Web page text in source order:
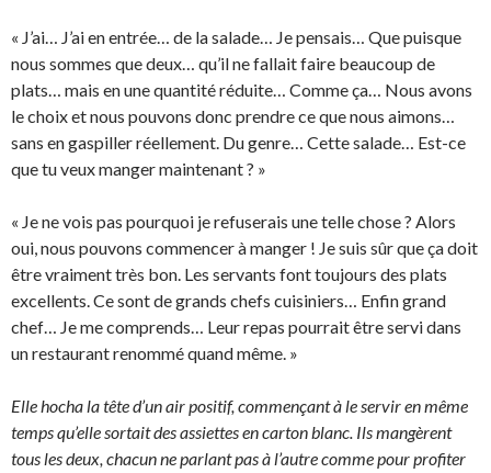
« J’ai… J’ai en entrée… de la salade… Je pensais… Que puisque
nous sommes que deux… qu’il ne fallait faire beaucoup de
plats… mais en une quantité réduite… Comme ça… Nous avons
le choix et nous pouvons donc prendre ce que nous aimons…
sans en gaspiller réellement. Du genre… Cette salade… Est-ce
que tu veux manger maintenant ? »
« Je ne vois pas pourquoi je refuserais une telle chose ? Alors
oui, nous pouvons commencer à manger ! Je suis sûr que ça doit
être vraiment très bon. Les servants font toujours des plats
excellents. Ce sont de grands chefs cuisiniers… Enfin grand
chef… Je me comprends… Leur repas pourrait être servi dans
un restaurant renommé quand même. »
Elle hocha la tête d’un air positif, commençant à le servir en même
temps qu’elle sortait des assiettes en carton blanc. Ils mangèrent
tous les deux, chacun ne parlant pas à l’autre comme pour profiter